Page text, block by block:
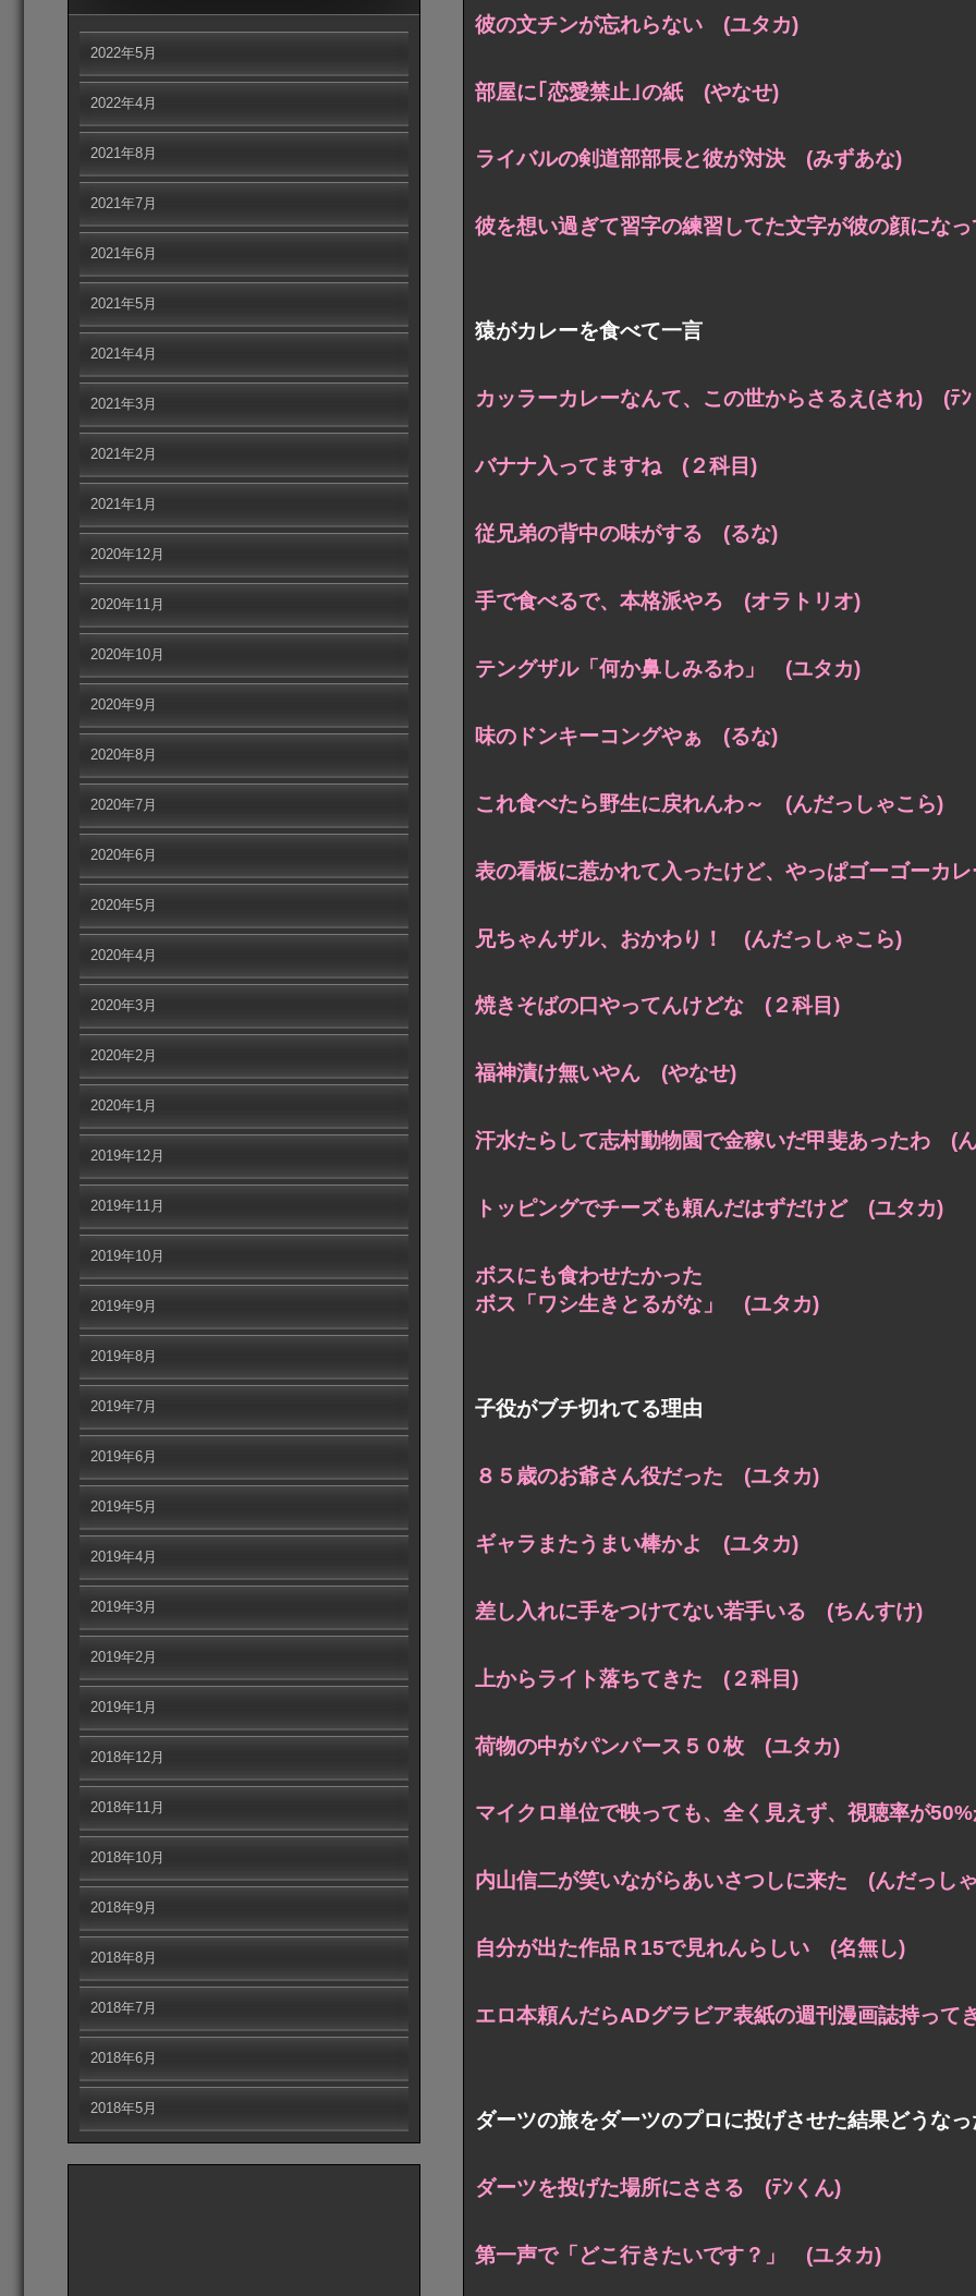
彼の文チンが忘れらない (ユタカ)
部屋に｢恋愛禁止｣の紙 (やなせ)
ライバルの剣道部部長と彼が対決 (みずあな)
彼を想い過ぎて習字の練習してた文字が彼の顔にな
猿がカレーを食べて一言
カッラーカレーなんて、この世からさるえ(され) (ﾃﾝ
バナナ入ってますね (２科目)
従兄弟の背中の味がする (るな)
手で食べるで、本格派やろ (オラトリオ)
テングザル「何か鼻しみるわ」 (ユタカ)
味のドンキーコングやぁ (るな)
これ食べたら野生に戻れんわ～ (んだっしゃこら)
表の看板に惹かれて入ったけど、やっぱゴーゴーカ
兄ちゃんザル、おかわり！ (んだっしゃこら)
焼きそばの口やってんけどな (２科目)
福神漬け無いやん (やなせ)
汗水たらして志村動物園で金稼いだ甲斐あったわ (
トッピングでチーズも頼んだはずだけど (ユタカ)
ボスにも食わせたかった
ボス「ワシ生きとるがな」 (ユタカ)
子役がブチ切れてる理由
８５歳のお爺さん役だった (ユタカ)
ギャラまたうまい棒かよ (ユタカ)
差し入れに手をつけてない若手いる (ちんすけ)
上からライト落ちてきた (２科目)
荷物の中がパンパース５０枚 (ユタカ)
マイクロ単位で映っても、全く見えず、視聴率が
内山信二が笑いながらあいさつしに来た (んだっし
自分が出た作品Ｒ15で見れんらしい (名無し)
エロ本頼んだらADグラビア表紙の週刊漫画誌持っ
ダーツの旅をダーツのプロに投げさせた結果どうな
ダーツを投げた場所にささる (ﾃﾝくん)
第一声で「どこ行きたいです？」 (ユタカ)
2022年5月
2022年4月
2021年8月
2021年7月
2021年6月
2021年5月
2021年4月
2021年3月
2021年2月
2021年1月
2020年12月
2020年11月
2020年10月
2020年9月
2020年8月
2020年7月
2020年6月
2020年5月
2020年4月
2020年3月
2020年2月
2020年1月
2019年12月
2019年11月
2019年10月
2019年9月
2019年8月
2019年7月
2019年6月
2019年5月
2019年4月
2019年3月
2019年2月
2019年1月
2018年12月
2018年11月
2018年10月
2018年9月
2018年8月
2018年7月
2018年6月
2018年5月